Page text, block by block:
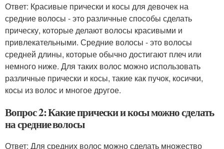
Ответ: Красивые прически и косы для девочек на
средние волосы - это различные способы сделать
прическу, которые делают волосы красивыми и
привлекательными. Средние волосы - это волосы
средней длины, которые обычно достигают плеч или
немного ниже. Для таких волос можно использовать
различные прически и косы, такие как пучок, косички,
косы из волос и многое другое.
Вопрос 2: Какие прически и косы можно сделать
на средние волосы
Ответ: Для средних волос можно сделать множество